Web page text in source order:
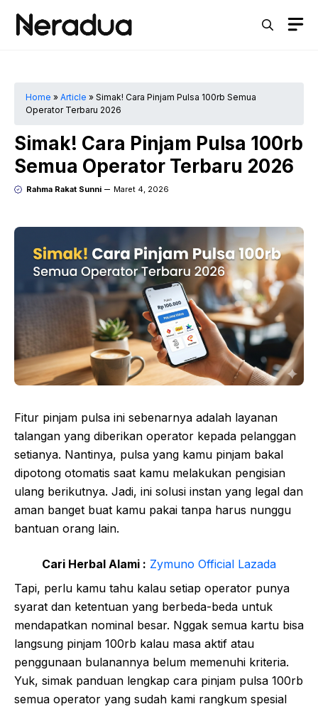
Home » Article » Simak! Cara Pinjam Pulsa 100rb Semua
Operator Terbaru 2026
Simak! Cara Pinjam Pulsa 100rb
Semua Operator Terbaru 2026
Rahma Rakat Sunni Maret 4, 2026
Fitur pinjam pulsa ini sebenarnya adalah layanan
talangan yang diberikan operator kepada pelanggan
setianya. Nantinya, pulsa yang kamu pinjam bakal
dipotong otomatis saat kamu melakukan pengisian
ulang berikutnya. Jadi, ini solusi instan yang legal dan
aman banget buat kamu pakai tanpa harus nunggu
bantuan orang lain.
Cari Herbal Alami : Zymuno Official Lazada
Tapi, perlu kamu tahu kalau setiap operator punya
syarat dan ketentuan yang berbeda-beda untuk
mendapatkan nominal besar. Nggak semua kartu bisa
langsung pinjam 100rb kalau masa aktif atau
penggunaan bulanannya belum memenuhi kriteria.
Yuk, simak panduan lengkap cara pinjam pulsa 100rb
semua operator yang sudah kami rangkum spesial